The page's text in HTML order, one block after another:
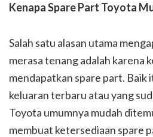
Kenapa Spare Part Toyota
Salah satu alasan utama
merasa tenang adalah karena
mendapatkan spare part. Baik
keluaran terbaru atau yang
Toyota umumnya mudah
membuat ketersediaan spare